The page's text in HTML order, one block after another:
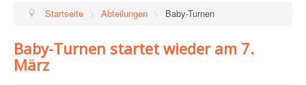
Startseite > Abteilungen > Baby-Turnen
Baby-Turnen startet wieder am 7.
März